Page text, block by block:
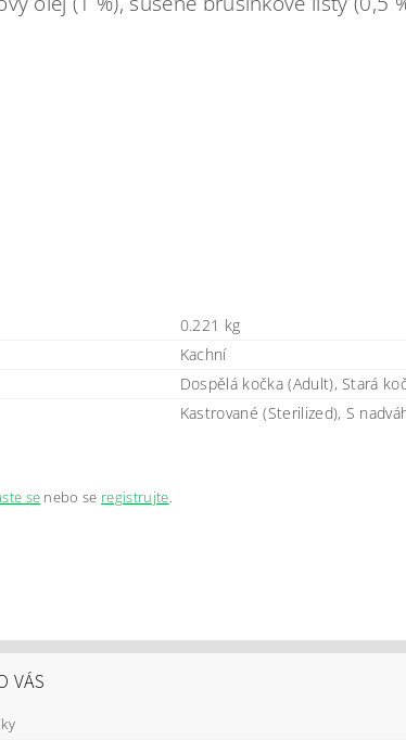
0.221 kg
Kachní
Dospělá kočka (Adult), Stará
Kastrované (Sterilized), S
se nebo se registrujte.
VÁS